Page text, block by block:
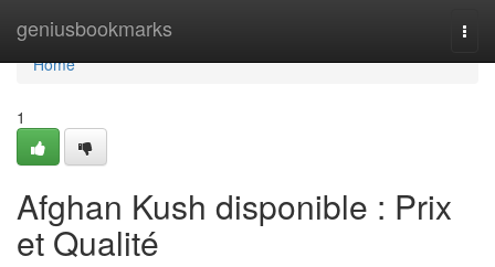
geniusbookmarks
Home
Home
1
Afghan Kush disponible : Prix
et Qualité